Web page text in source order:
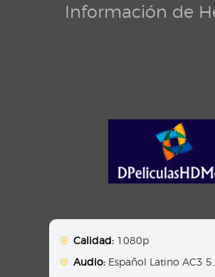
Información de
Calidad: 1080p
Audio: Español Latino AC3